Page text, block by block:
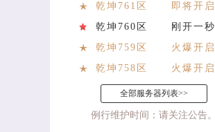
乾坤761区
即将开启
乾坤760区
刚开一秒
乾坤759区
火爆开启
乾坤758区
火爆开启
全部服务器列表>>
例行维护时间：请关注公告。